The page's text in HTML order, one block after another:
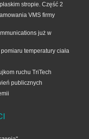
stropie. Część 2
VMS firmy
już w
temperatury ciała
ruchu TriTech
publicznych